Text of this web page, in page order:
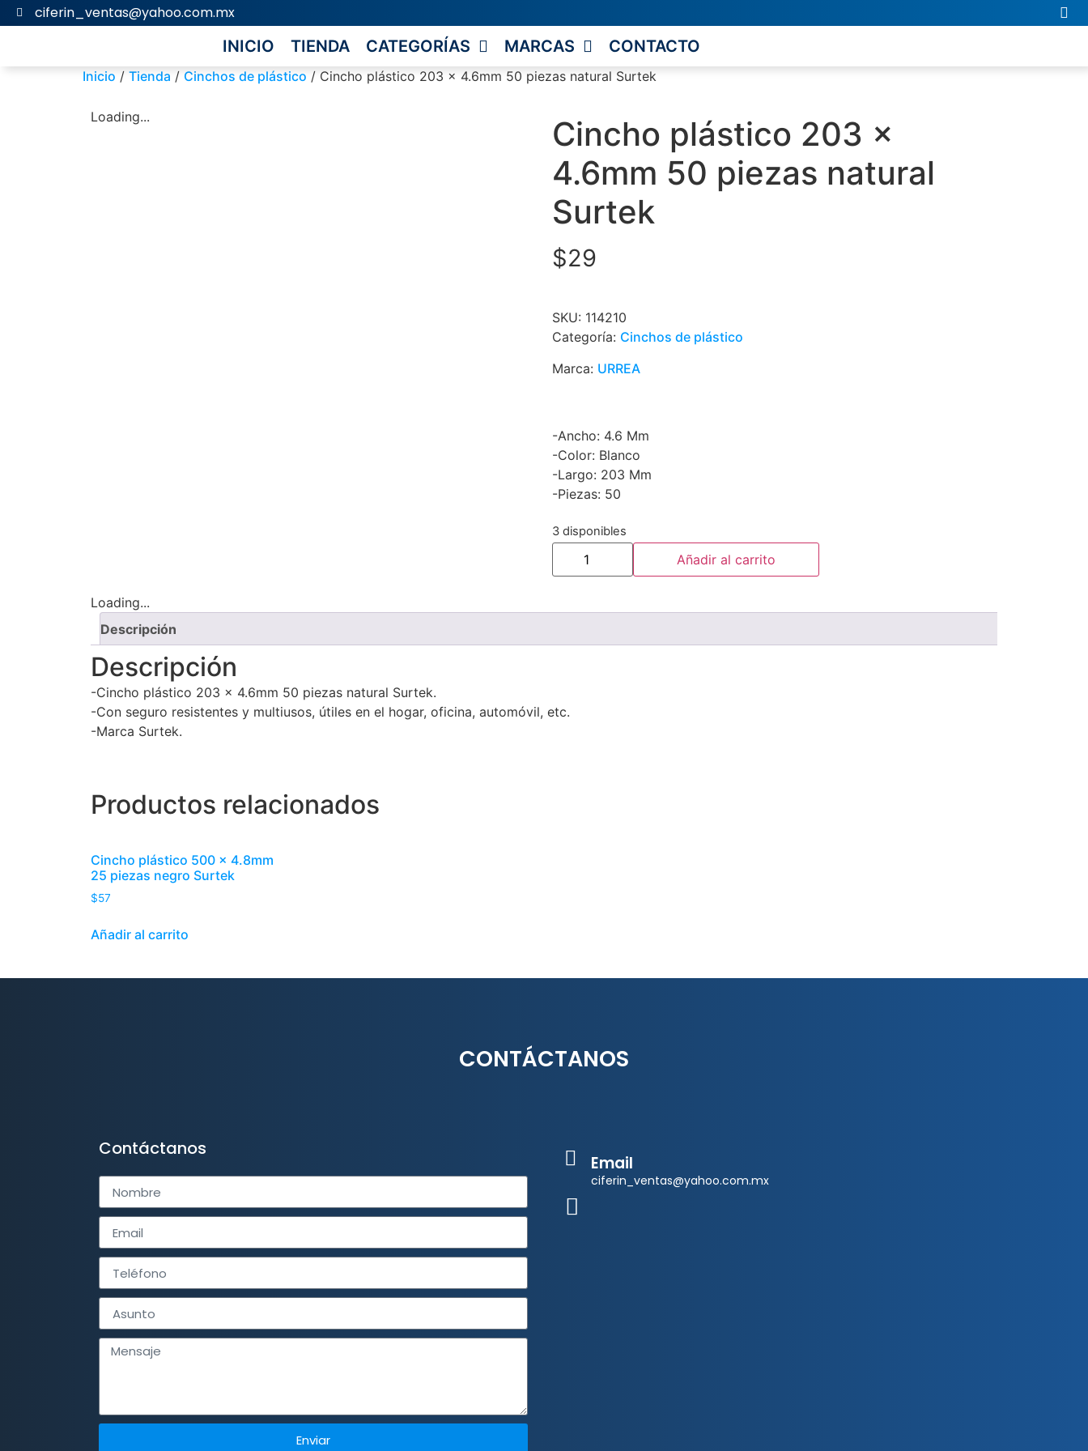
ciferin_ventas@yahoo.com.mx
INICIO TIENDA CATEGORÍAS MARCAS CONTACTO
Inicio / Tienda / Cinchos de plástico / Cincho plástico 203 x 4.6mm 50 piezas natural Surtek
Loading...
Cincho plástico 203 x
4.6mm 50 piezas natural
Surtek
$29
SKU: 114210
Categoría: Cinchos de plástico
Marca: URREA
-Ancho: 4.6 Mm
-Color: Blanco
-Largo: 203 Mm
-Piezas: 50
3 disponibles
Añadir al carrito
Loading...
Descripción
Descripción
-Cincho plástico 203 x 4.6mm 50 piezas natural Surtek.
-Con seguro resistentes y multiusos, útiles en el hogar, oficina, automóvil, etc.
-Marca Surtek.
Productos relacionados
Cincho plástico 500 x 4.8mm
25 piezas negro Surtek
$57
Añadir al carrito
CONTÁCTANOS
Contáctanos
Enviar
Email
ciferin_ventas@yahoo.com.mx